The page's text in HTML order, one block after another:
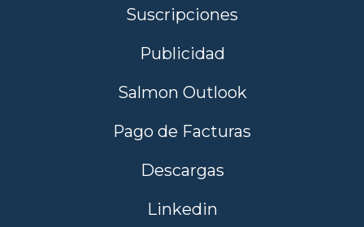
Suscripciones
Publicidad
Salmon Outlook
Pago de Facturas
Descargas
Linkedin